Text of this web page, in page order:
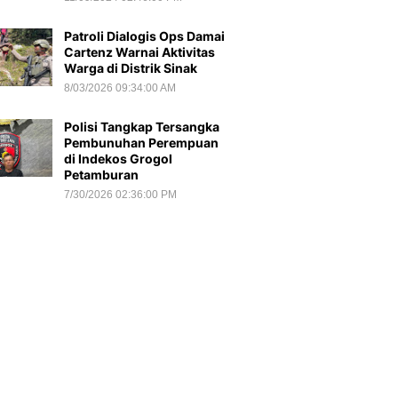
Patroli Dialogis Ops Damai
Cartenz Warnai Aktivitas
Warga di Distrik Sinak
8/03/2026 09:34:00 AM
Polisi Tangkap Tersangka
Pembunuhan Perempuan
di Indekos Grogol
Petamburan
7/30/2026 02:36:00 PM